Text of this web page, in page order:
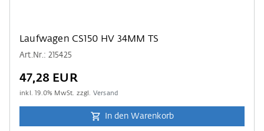
Laufwagen CS150 HV 34MM TS
Art.Nr.: 215425
47,28 EUR
inkl.19.0% MwSt. zzgl. Versand
In den Warenkorb